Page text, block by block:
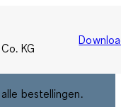
KG
bestellingen.